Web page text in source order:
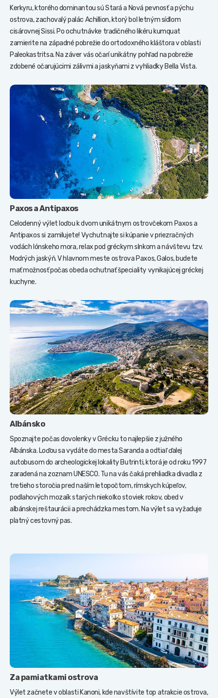
Kerkyru, ktorého dominantou sú Stará a Nová pevnosť a pýchu
ostrova, zachovalý palác Achillion, ktorý bol letným sídlom
cisárovnej Sissi. Po ochutnávke tradičného likéru kumquat
zamierite na západné pobrežie do ortodoxného kláštora v oblasti
Paleokastritsa. Na záver vás očarí unikátny pohľad na pobrežie
zdobené očarujúcimi zálivmi a jaskyňami z vyhliadky Bella Vista.
Paxos a Antipaxos
Celodenný výlet loďou k dvom unikátnym ostrovčekom Paxos a
Antipaxos si zamilujete! Vychutnajte si kúpanie v priezračných
vodách Iónskeho mora, relax pod gréckym slnkom a návštevu tzv.
Modrých jaskýň. V hlavnom meste ostrova Paxos, Galos, budete
mať možnosť počas obeda ochutnať špeciality vynikajúcej gréckej
kuchyne.
Albánsko
Spoznajte počas dovolenky v Grécku to najlepšie z južného
Albánska. Loďou sa vydáte do mesta Saranda a odtiaľ ďalej
autobusom do archeologickej lokality Butrinti, ktorá je od roku 1997
zaradená na zoznam UNESCO. Tu na vás čaká prehliadka divadla z
tretieho storočia pred naším letopočtom, rímskych kúpeľov,
podlahových mozaík starých niekoľko stoviek rokov, obed v
albánskej reštaurácii a prechádzka mestom. Na výlet sa vyžaduje
platný cestovný pas.
Za pamiatkami ostrova
Výlet začnete v oblasti Kanoni, kde navštívite top atrakcie ostrova,